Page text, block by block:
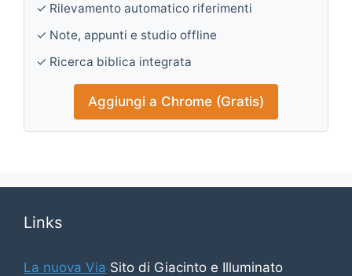
✓ Rilevamento automatico riferimenti
✓ Note, appunti e studio offline
✓ Ricerca biblica integrata
Aggiungi a Chrome (Gratis)
Links
La nuova Via Sito di Giacinto e Illuminato